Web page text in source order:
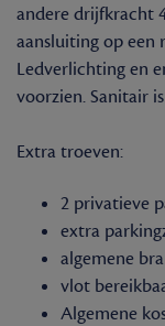
andere drijfkracht
aansluiting op een
Ledverlichting en
voorzien. Sanitair
Extra troeven:
2 privatieve
extra
algemene
vlot
Algemene